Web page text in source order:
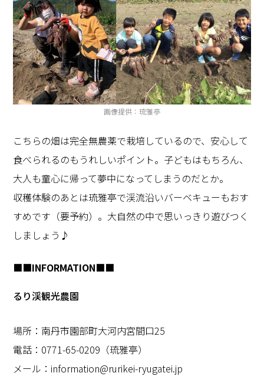
画像提供：琉雅亭
こちらの畑は完全無農薬で栽培しているので、安心して
食べられるのもうれしいポイント。子どもはもちろん、
大人も童心に帰って夢中になってしまうのだとか。
収穫体験のあとは琉雅亭で渓流沿いバーベキューもおす
すめです（要予約）。大自然の中で思いっきり遊びつく
しましょう♪
■■INFORMATION■■
るり渓観光農園
場所：南丹市園部町大河内宮間口25
電話： 0771-65-0209 （琉雅亭）
メール： information@rurikei-ryugatei.jp